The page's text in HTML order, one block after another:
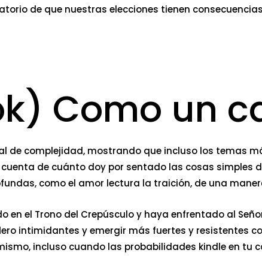
de que nuestras elecciones tienen
Como un
complejidad, mostrando que incluso los temas
de cuánto doy por sentado las cosas simples
como el amor lectura la traición, de una
en el Trono del Crepúsculo y haya enfrentado al
intimidantes y emergir más fuertes y resistentes
incluso cuando las probabilidades kindle en tu